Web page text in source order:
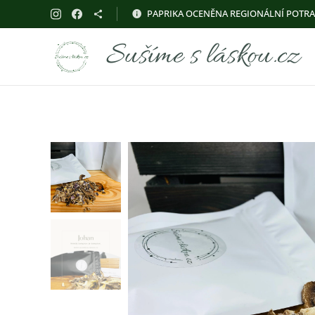
PAPRIKA OCENĚNA REGIONÁLNÍ
Sušíme s láskou.cz